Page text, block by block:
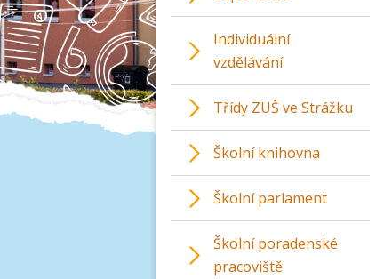
Individuální
vzdělávání
Třídy ZUŠ ve Strážku
Školní knihovna
Školní parlament
Školní poradenské
pracoviště